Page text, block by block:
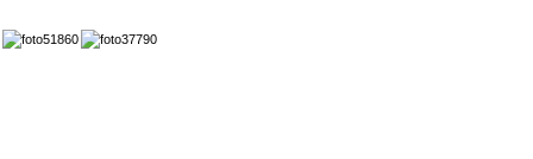
Melganzenvoet